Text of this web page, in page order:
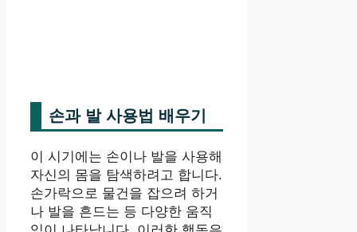
손과 발 사용법 배우기
이 시기에는 손이나 발을 사용해
자신의 몸을 탐색하려고 합니다.
손가락으로 물건을 잡으려 하거
나 발을 흔드는 등 다양한 움직